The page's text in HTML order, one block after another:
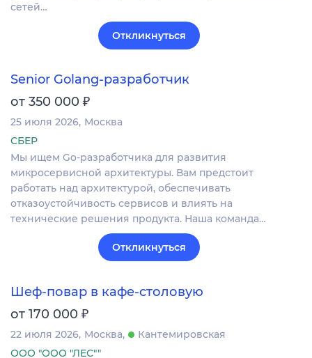
сетей…
Откликнуться
Senior Golang-разработчик
от 350 000 ₽
25 июля 2026 Москва
СБЕР
Мы ищем Go-разработчика для развития
микросервисной архитектуры. Вам предстоит
работать над архитектурой, обеспечивать
отказоустойчивость сервисов и влиять на
технические решения продукта. Наша команда…
Откликнуться
Шеф-повар в кафе-столовую
от 170 000 ₽
22 июля 2026 Москва
Кантемировская
ООО "ООО "ЛЕС""